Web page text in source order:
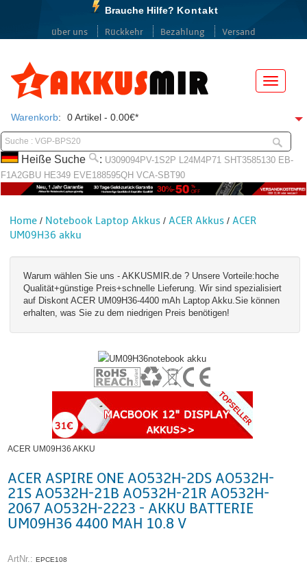
Brauche Hilfe? Kontakt
über uns
Rückkehr Bezahlung Versand
Menü
Warenkorb: 0 Artikel - 0.00€*
Heiße Suche : U309094PV-1S2P L24M4P71 SHT3585130 EB-
F1A2GBU HE349 EVE188595QH VCA-SBT90
Home / Notebook Laptop Akkus / ACER Akkus / ACER
UM09H36 akku
Warum wählen Sie uns - AKKUSMIR.de ? Unsere Vorteile:hoche
Qualität+günstige Preis+schnelle Lieferung. Wir sind spezialisiert
auf Diskont ACER UM09H36-4400 mAh Laptop Akku.Sie können
erhalten, was Sie zu dem niedrigen Preis benötigen!
ACER UM09H36 AKKU
ACER ASPIRE ONE AO532H-2DS AO532H-
21S AO532H-21B AO532H-21R AO532H-
2067 AO532H-2223 - AKKU BATTERIE
UM09H36 4400 MAH 10.8 V
ArtNr.:EPCE108